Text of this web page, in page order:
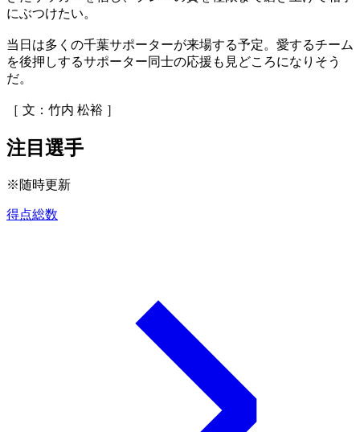
にぶつけたい。
当日は多くの千葉サポーターが来場する予定。愛するチーム
を後押しするサポーター同士の応援も見どころになりそう
だ。
［ 文：竹内 松裕 ］
注目選手
※随時更新
得点総数